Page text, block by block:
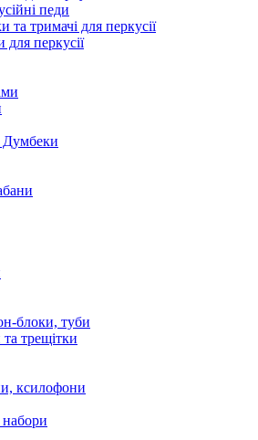
педи
та тримачі для перкусії
для перкусії
Думбеки
блоки, туби
трещітки
ксилофони
набори